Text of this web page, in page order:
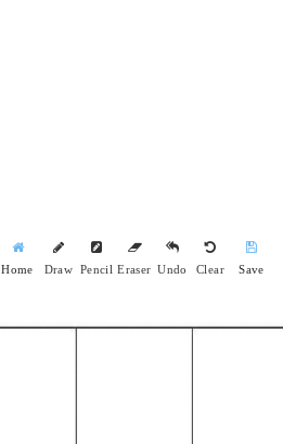
Home Draw Pencil Eraser Undo Clear Save